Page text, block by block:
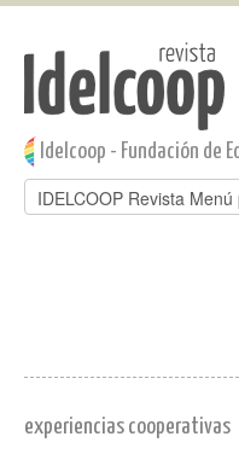
Pasar al contenido principal
Jump to main content
Idelcoop - Fundación de
experiencias cooperativas